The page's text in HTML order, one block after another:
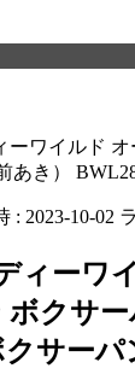
ワイルド
あき）
: 2023-10-02
ィーワ
クサ
サーパ